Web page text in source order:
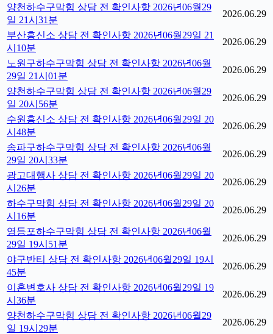
양천하수구막힘 상담 전 확인사항 2026년06월29
일 21시31분
2026.06.29
부산흥신소 상담 전 확인사항 2026년06월29일 21
시10분
2026.06.29
노원구하수구막힘 상담 전 확인사항 2026년06월
29일 21시01분
2026.06.29
양천하수구막힘 상담 전 확인사항 2026년06월29
일 20시56분
2026.06.29
수원흥신소 상담 전 확인사항 2026년06월29일 20
시48분
2026.06.29
송파구하수구막힘 상담 전 확인사항 2026년06월
29일 20시33분
2026.06.29
광고대행사 상담 전 확인사항 2026년06월29일 20
시26분
2026.06.29
하수구막힘 상담 전 확인사항 2026년06월29일 20
시16분
2026.06.29
영등포하수구막힘 상담 전 확인사항 2026년06월
29일 19시51분
2026.06.29
야구반티 상담 전 확인사항 2026년06월29일 19시
45분
2026.06.29
이혼변호사 상담 전 확인사항 2026년06월29일 19
시36분
2026.06.29
양천하수구막힘 상담 전 확인사항 2026년06월29
일 19시29분
2026.06.29